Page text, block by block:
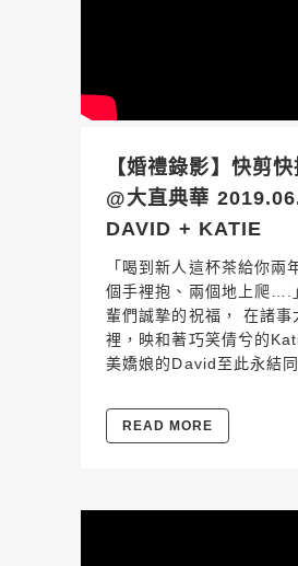
【婚禮錄影】快剪
@大直典華
DAVID + KATIE
「喝到新人這杯茶給你兩
個手裡抱、兩個地上爬….
輩們誠摯的祝福， 在諸事
裡，映和著巧笑倩兮的
美嬌娘的David至此永結同
READ MORE